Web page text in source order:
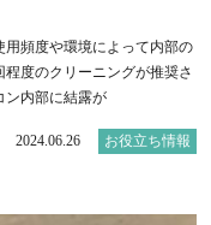
頻度や環境によって内部の
度のクリーニングが推奨さ
ン内部に結露が
2024.06.26 お役立ち情報